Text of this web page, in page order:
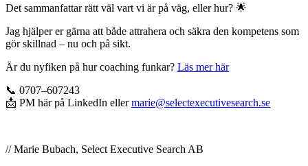
Det sammanfattar rätt väl vart vi är på väg, eller hur? 🌟
Jag hjälper er gärna att både attrahera och säkra den kompetens som
gör skillnad – nu och på sikt.
Är du nyfiken på hur coaching funkar? Läs mer här
📞 0707–607243
📩 PM här på LinkedIn ellermarie@selectexecutivesearch.se
// Marie Bubach, Select Executive Search AB